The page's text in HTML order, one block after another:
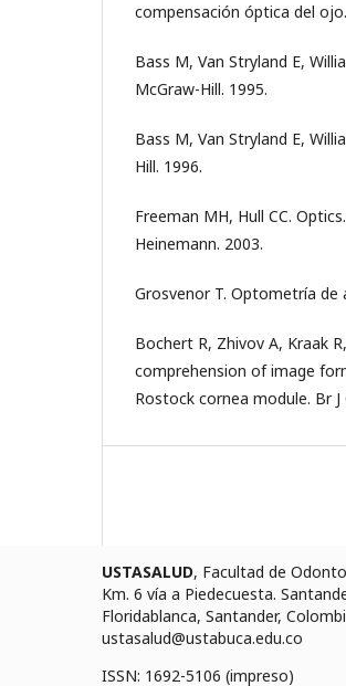
compensación óptica del
Bass M, Van Stryland E,
McGraw-Hill. 1995.
Bass M, Van Stryland E,
Hill. 1996.
Freeman MH, Hull CC.
Heinemann. 2003.
Grosvenor T. Optometría de
Bochert R, Zhivov A, Kraak
comprehension of image
Rostock cornea module. Br
USTASALUD, Facultad de
Km. 6 vía a Piedecuesta.
Floridablanca, Santander,
ustasalud@ustabuca.edu.co
ISSN: 1692-5106 (impreso)